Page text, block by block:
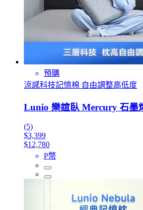
預購
涼感科技記憶棉 自由調整高低度
Lunio 樂誼臥 Mercury 石墨
(5)
$3,399
$12,780
P幣